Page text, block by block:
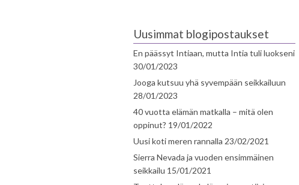
Uusimmat blogipostaukset
En päässyt Intiaan, mutta Intia tuli luokseni
30/01/2023
Jooga kutsuu yhä syvempään seikkailuun
28/01/2023
40 vuotta elämän matkalla – mitä olen
oppinut? 19/01/2022
Uusi koti meren rannalla 23/02/2021
Sierra Nevada ja vuoden ensimmäinen
seikkailu 15/01/2021